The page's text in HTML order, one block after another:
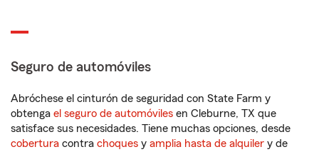
Seguro de automóviles
Abróchese el cinturón de seguridad con State Farm y
obtenga el seguro de automóviles en Cleburne, TX que
satisface sus necesidades. Tiene muchas opciones, desde
cobertura contra choques y amplia hasta de alquiler y de